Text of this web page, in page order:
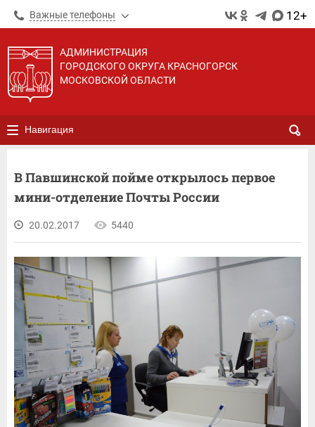
Важные телефоны 12+
АДМИНИСТРАЦИЯ
ГОРОДСКОГО ОКРУГА КРАСНОГОРСК
МОСКОВСКОЙ ОБЛАСТИ
Навигация
В Павшинской пойме открылось первое
мини-отделение Почты России
20.02.2017 5440